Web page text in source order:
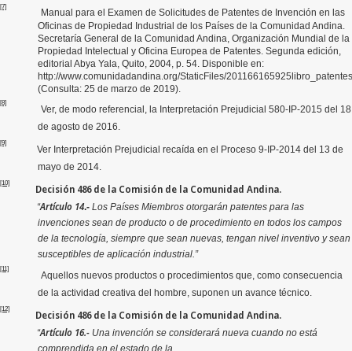
[7]
Manual para el Examen de Solicitudes de Patentes de Invención en las
Oficinas de Propiedad Industrial de los Países de la Comunidad Andina.
Secretaría General de la Comunidad Andina, Organización Mundial de la
Propiedad Intelectual y Oficina Europea de Patentes. Segunda edición,
editorial Abya Yala, Quito, 2004, p. 54. Disponible en:
http://www.comunidadandina.org/StaticFiles/
(Consulta: 25 de marzo de 2019).
[8]
Ver, de modo referencial, la Interpretación Prejudicial 580-IP-2015 del 18
de agosto de 2016.
[9]
Ver Interpretación Prejudicial recaída en el Proceso 9-IP-2014 del 13 de
mayo de 2014.
[10] Decisión 486 de la Comisión de la Comunidad Andina.
“Artículo 14.- Los Países Miembros otorgarán patentes para las
invenciones sean de producto o de procedimiento en todos los campos
de la tecnología, siempre que sean nuevas, tengan nivel inventivo y sean
susceptibles de aplicación industrial.”
[11]
Aquellos nuevos productos o procedimientos que, como consecuencia
de la actividad creativa del hombre, suponen un avance técnico.
[12] Decisión 486 de la Comisión de la Comunidad Andina.
“Artículo 16.- Una invención se considerará nueva cuando no está
comprendida en el estado de la